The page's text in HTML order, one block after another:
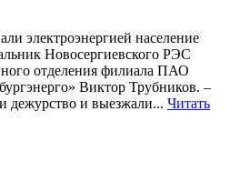
электроэнергией население
Новосергиевского РЭС
отделения филиала ПАО
Виктор Трубников. –
дежурство и выезжали... Читать